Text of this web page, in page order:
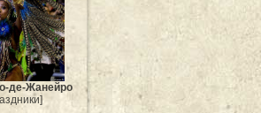
де-Жанейро